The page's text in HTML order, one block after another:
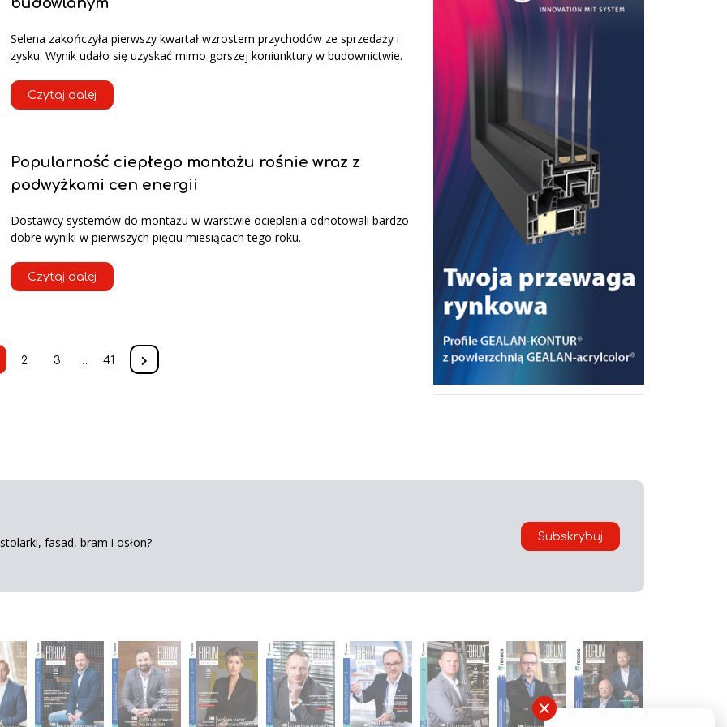
budowlanym
Selena zakończyła pierwszy kwartał wzrostem przychodów ze sprzedaży i
zysku. Wynik udało się uzyskać mimo gorszej koniunktury w budownictwie.
Czytaj dalej
Popularność ciepłego montażu rośnie wraz z
podwyżkami cen energii
Dostawcy systemów do montażu w warstwie ocieplenia odnotowali bardzo
dobre wyniki w pierwszych pięciu miesiącach tego roku.
Czytaj dalej
2 3 … 41
fasad, bram i osłon? Subskrybuj
×